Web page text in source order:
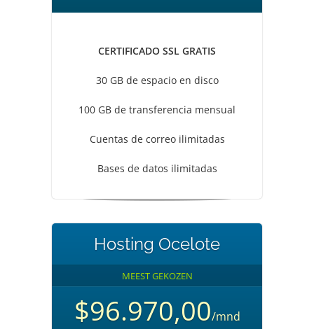
CERTIFICADO SSL GRATIS
30 GB de espacio en disco
100 GB de transferencia mensual
Cuentas de correo ilimitadas
Bases de datos ilimitadas
Hosting Ocelote
MEEST GEKOZEN
$96.970,00/mnd